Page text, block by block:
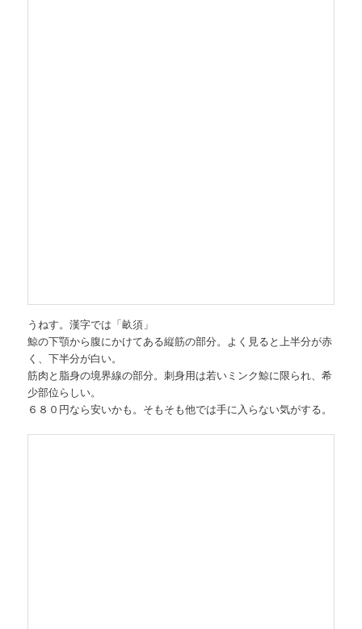
うねす。漢字では「畝須」
鯨の下顎から腹にかけてある縦筋の部分。よく見ると上半分が赤
く、下半分が白い。
筋肉と脂身の境界線の部分。刺身用は若いミンク鯨に限られ、希
少部位らしい。
６８０円なら安いかも。そもそも他では手に入らない気がする。